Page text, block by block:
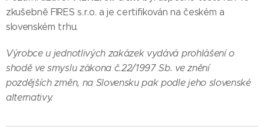
zkušebně FIRES s.r.o. a je certifikován na českém a
slovenském trhu.
Výrobce u jednotlivých zakázek vydává prohlášení o
shodě ve smyslu zákona č.22/1997 Sb. ve znění
pozdějších změn, na Slovensku pak podle jeho slovenské
alternativy.